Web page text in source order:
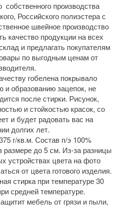
производства
Российского полиэстера с
швейное производство
качество продукции на всех
и предлагать покупателям
по выгодным ценам от
гобелена покрывало
и образованию зацепок, не
после стирки. Рисунок,
и стойкостью красок, со
и будет радовать вас на
долгих лет.
г/кв.м. Состав п/э 100%
размере до 5 см. Из-за разницы
устройствах цвета на фото
от цвета готового изделия.
стирка при температуре 30
средней температуре.
мебель от грязи и пыли,